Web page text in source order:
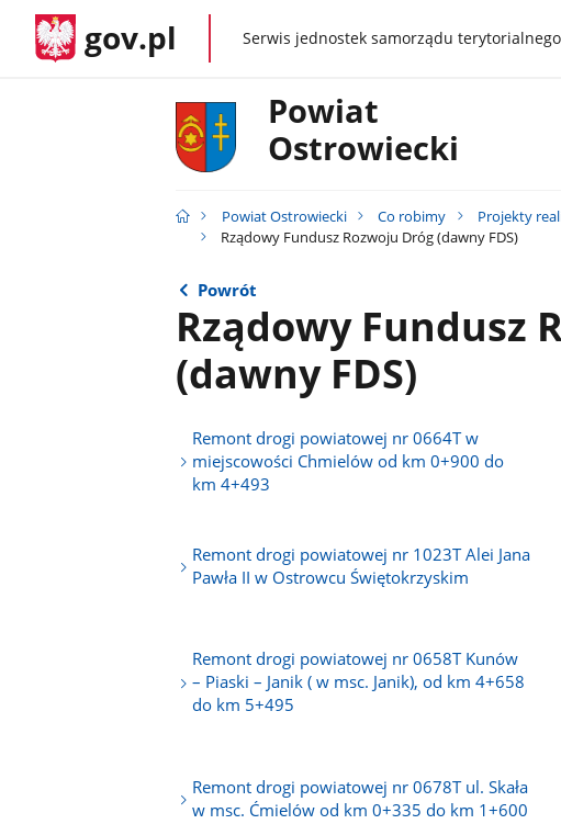
gov.pl gov.plSerwis jednostek samorządu terytorialnego
Powiat
Ostrowiecki
Powiat Ostrowiecki Co robimy Projekty
Rządowy Fundusz Rozwoju Dróg (dawny FDS)
Powrót
Rządowy Fundusz
(dawny FDS)
Remont drogi powiatowej nr 0664T w
miejscowości Chmielów od km 0+900 do
km 4+493
Remont drogi powiatowej nr 1023T Alei Jana
Pawła II w Ostrowcu Świętokrzyskim
Remont drogi powiatowej nr 0658T Kunów
– Piaski – Janik ( w msc. Janik), od km 4+658
do km 5+495
Remont drogi powiatowej nr 0678T ul. Skała
w msc. Ćmielów od km 0+335 do km 1+600